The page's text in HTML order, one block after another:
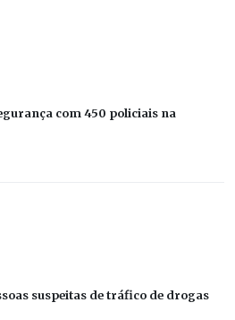
com 450 policiais na
suspeitas de tráfico de drogas